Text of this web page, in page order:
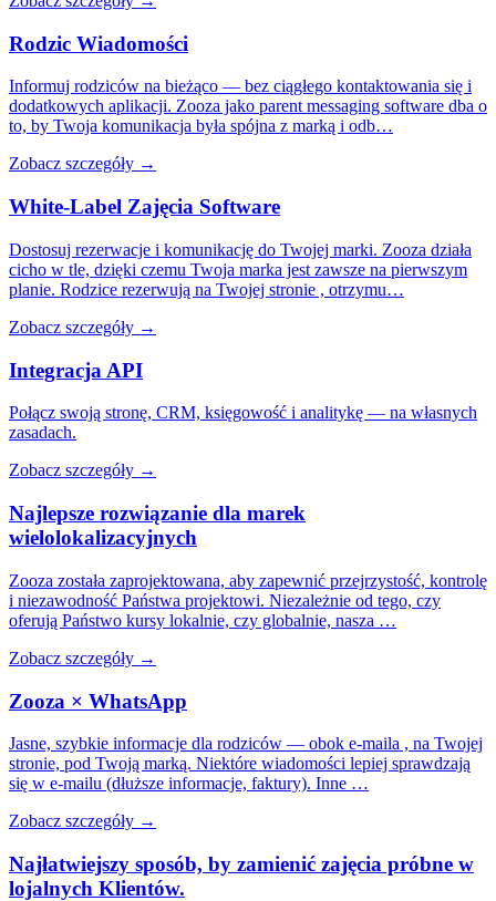
Rodzic Wiadomości
Informuj rodziców na bieżąco — bez ciągłego kontaktowania się i
dodatkowych aplikacji. Zooza jako parent messaging software dba o
to, by Twoja komunikacja była spójna z marką i odb…
Zobacz szczegóły →
White-Label Zajęcia Software
Dostosuj rezerwacje i komunikację do Twojej marki. Zooza działa
cicho w tle, dzięki czemu Twoja marka jest zawsze na pierwszym
planie. Rodzice rezerwują na Twojej stronie , otrzymu…
Zobacz szczegóły →
Integracja API
Połącz swoją stronę, CRM, księgowość i analitykę — na własnych
zasadach.
Zobacz szczegóły →
Najlepsze rozwiązanie dla marek
wielolokalizacyjnych
Zooza została zaprojektowana, aby zapewnić przejrzystość, kontrolę
i niezawodność Państwa projektowi. Niezależnie od tego, czy
oferują Państwo kursy lokalnie, czy globalnie, nasza …
Zobacz szczegóły →
Zooza × WhatsApp
Jasne, szybkie informacje dla rodziców — obok e-maila , na Twojej
stronie, pod Twoją marką. Niektóre wiadomości lepiej sprawdzają
się w e-mailu (dłuższe informacje, faktury). Inne …
Zobacz szczegóły →
Najłatwiejszy sposób, by zamienić zajęcia próbne w
lojalnych Klientów.